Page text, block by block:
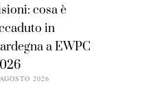
cosa è
in
a EWPC
2026